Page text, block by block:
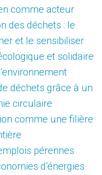
comme acteur
des déchets : le
et le sensibiliser
et solidaire
déchets grâce à un
circulaire
comme une filière
pérennes
d’énergies